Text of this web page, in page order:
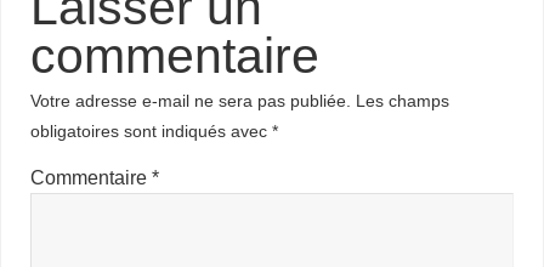
commentaire
Votre adresse e-mail ne sera pas publiée. Les champs
obligatoires sont indiqués avec*
Commentaire*